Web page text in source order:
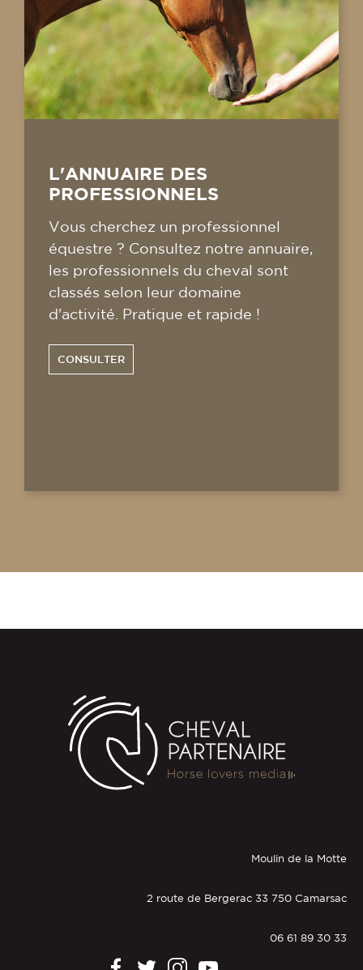
L'ANNUAIRE DES
PROFESSIONNELS
Vous cherchez un professionnel
équestre ? Consultez notre annuaire,
les professionnels du cheval sont
classés selon leur domaine
d'activité. Pratique et rapide !
CONSULTER
Moulin de la Motte
2 route de Bergerac 33 750 Camarsac
06 61 89 30 33